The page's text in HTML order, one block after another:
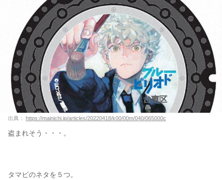
出典： https://mainichi.jp/articles/20220418/k00/00m/040/065000c
盗まれそう・・・。
タマビのネタを５つ。